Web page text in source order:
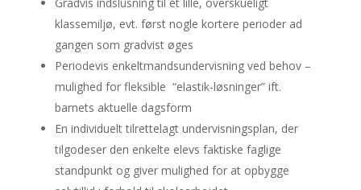
klassemiljø, evt. først nogle kortere perioder ad
gangen som gradvist øges
Periodevis enkeltmandsundervisning ved behov –
mulighed for fleksible “elastik-løsninger” ift.
barnets aktuelle dagsform
En individuelt tilrettelagt undervisningsplan, der
tilgodeser den enkelte elevs faktiske faglige
standpunkt og giver mulighed for at opbygge